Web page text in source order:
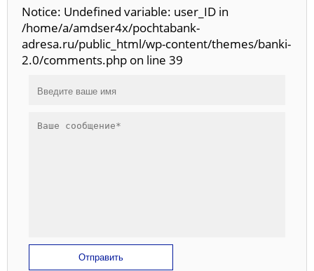
Notice: Undefined variable: user_ID in
/home/a/amdser4x/pochtabank-
adresa.ru/public_html/wp-content/themes/banki-
2.0/comments.php on line 39
Отправить